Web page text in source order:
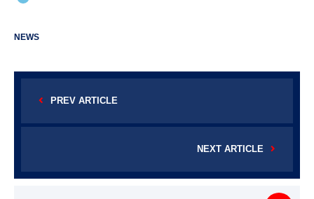
NEWS
PREV ARTICLE
NEXT ARTICLE